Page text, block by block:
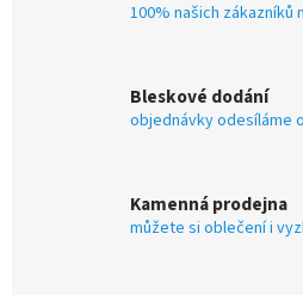
100% našich zákazníků
Bleskové dodání
objednávky odesíláme
Kamenná prodejna
můžete si oblečení i